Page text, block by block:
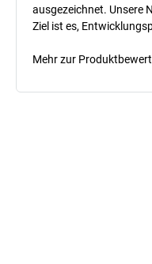
ausgezeichnet. Unsere
Ziel ist es,
Mehr zur